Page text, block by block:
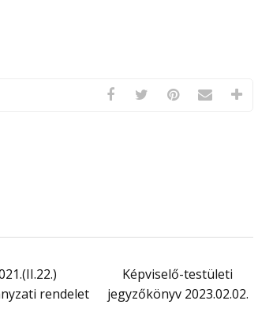
rendelet
Képviselő-testületi
jegyzőkönyv 2023.02.02.